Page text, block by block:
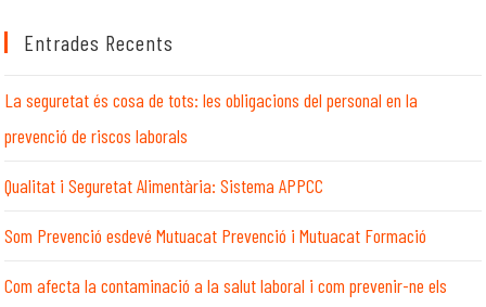
llocEntrades Recents
La seguretat és cosa de tots: les obligacions del personal en la
prevenció de riscos laborals
Qualitat i Seguretat Alimentària: Sistema APPCC
Som Prevenció esdevé Mutuacat Prevenció i Mutuacat Formació
Com afecta la contaminació a la salut laboral i com prevenir-ne els